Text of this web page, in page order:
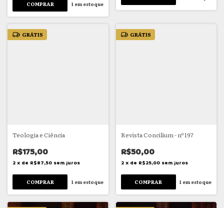
1 em estoque
GRÁTIS
Teologia e Ciência
R$175,00
2 x de R$87,50 sem juros
1em estoque
GRÁTIS
Revista Concilium - nº 197
R$50,00
2 x de R$25,00 sem juros
1 em estoque